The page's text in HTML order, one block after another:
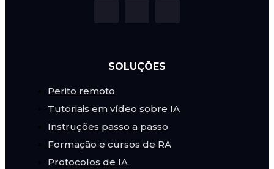
SOLUÇÕES
Perito remoto
Tutoriais em vídeo sobre IA
Instruções passo a passo
Formação e cursos de RA
Protocolos de IA